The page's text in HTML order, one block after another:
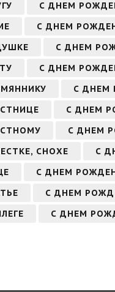
С ДНЕМ
С ДНЕМ
С ДНЕМ
С ДНЕМ
С ДНЕМ
С ДНЕМ
С ДНЕМ
СНОХЕ
С
С ДНЕМ
С ДНЕМ
С ДНЕМ